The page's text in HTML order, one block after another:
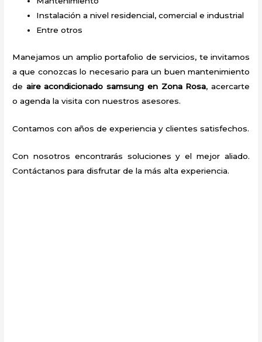
Instalación a nivel residencial, comercial e industrial
Entre otros
Manejamos un amplio portafolio de servicios, te invitamos
a que conozcas lo necesario para un buen mantenimiento
de aire acondicionado samsung en Zona Rosa, acercarte
o agenda la visita con nuestros asesores.
Contamos con años de experiencia y clientes satisfechos.
Con nosotros encontrarás soluciones y el mejor aliado.
Contáctanos para disfrutar de la más alta experiencia.